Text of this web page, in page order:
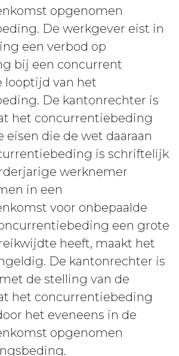
opgenomen
De werkgever eist in
een verbod op
bij een concurrent
looptijd van het
De kantonrechter is
het concurrentiebeding
eisen die de wet daaraan
is schriftelijk
werknemer
in een
voor onbepaalde
een grote
heeft, maakt het
De kantonrechter is
de stelling van de
het concurrentiebeding
het eveneens in de
opgenomen